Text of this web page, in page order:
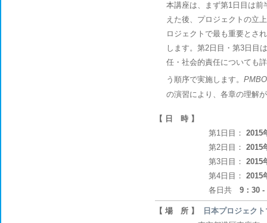
本講座は、まず第1日目は前
えた後、プロジェクトの立
ロジェクトで最も重要とさ
します。第2日目・第3日目
任・社会的責任についても
う順序で実施します。
の演習により、各章の理解
【 日 時 】
第1日目： 2015
第2日目： 2015
第3日目： 2015
第4日目： 2015
各日共 9：30 -
【 場 所 】
日本プロジェク